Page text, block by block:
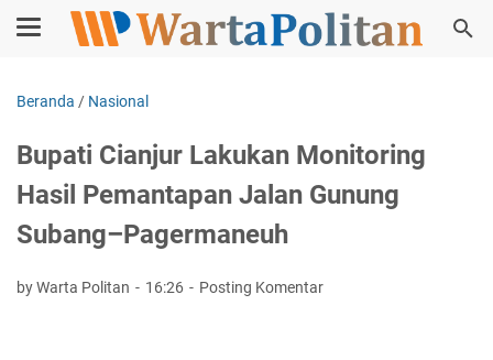
Beranda / Nasional
Bupati Cianjur Lakukan Monitoring
Hasil Pemantapan Jalan Gunung
Subang–Pagermaneuh
by Warta Politan 16:26 Posting Komentar